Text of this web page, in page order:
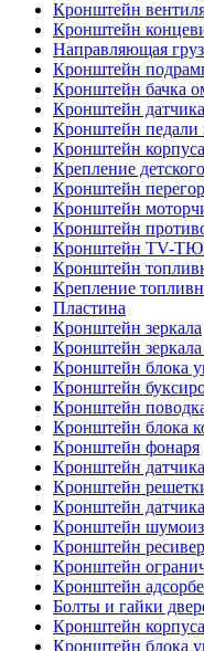
Кронштейн
Кронштейн
Направляющая
Кронштейн
Кронштейн бачка
Кронштейн
Кронштейн педали
Кронштейн
Крепление
Кронштейн
Кронштейн
Кронштейн
Кронштейн TV-
Кронштейн
Крепление
Пластина
Кронштейн зеркала
Кронштейн
Кронштейн блока
Кронштейн
Кронштейн
Кронштейн блока
Кронштейн фонаря
Кронштейн
Кронштейн
Кронштейн
Кронштейн
Кронштейн
Кронштейн
Кронштейн
Болты и гайки
Кронштейн
Кронштейн блока